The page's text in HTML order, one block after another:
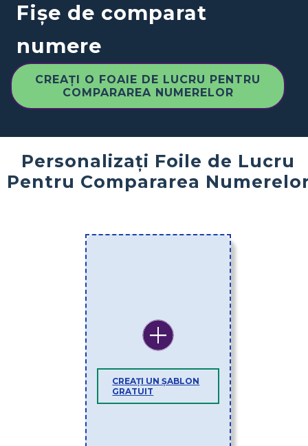
Fișe de comparat
numere
CREAȚI O FOAIE DE LUCRU PENTRU
COMPARAREA NUMERELOR
Personalizați Foile de Lucru
Pentru Compararea
CREAȚI UN ȘABLON
GRATUIT